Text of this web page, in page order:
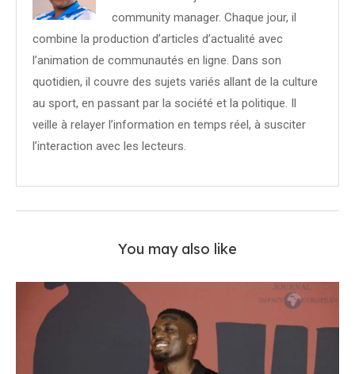
community manager. Chaque jour, il
combine la production d’articles d’actualité avec
l’animation de communautés en ligne. Dans son
quotidien, il couvre des sujets variés allant de la culture
au sport, en passant par la société et la politique. Il
veille à relayer l’information en temps réel, à susciter
l’interaction avec les lecteurs.
You may also like